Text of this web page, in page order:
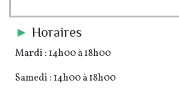
► Horaires
Mardi : 14h00 à 18h00
Samedi : 14h00 à 18h00